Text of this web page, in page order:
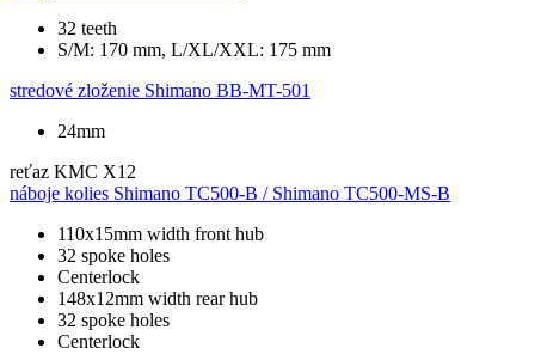
32 teeth
S/M: 170 mm, L/XL/XXL: 175 mm
stredové zloženie Shimano BB-MT-501
24mm
reťaz KMC X12
náboje kolies Shimano TC500-B / Shimano TC500-MS-B
110x15mm width front hub
32 spoke holes
Centerlock
148x12mm width rear hub
32 spoke holes
Centerlock